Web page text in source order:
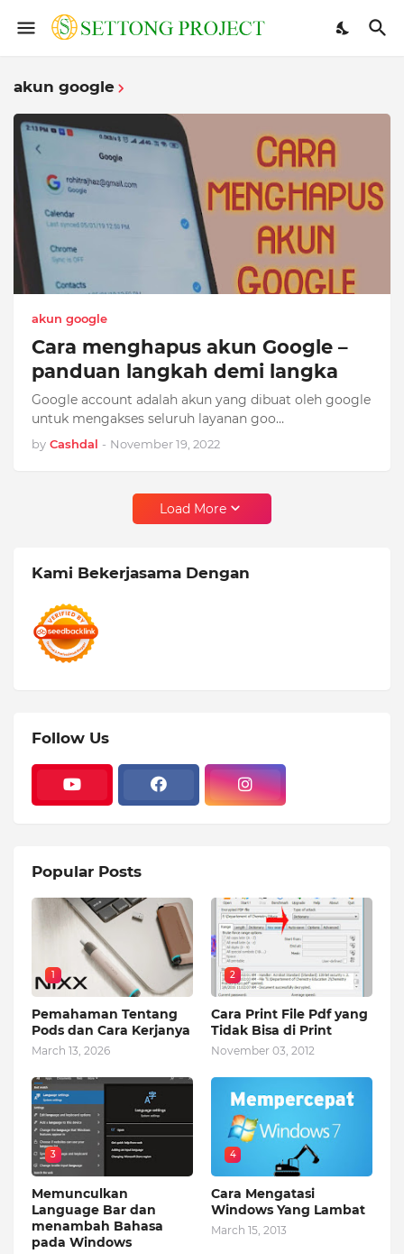
akun google
akun google
Cara menghapus akun Google –
panduan langkah demi langka
Google account adalah akun yang dibuat oleh google
untuk mengakses seluruh layanan goo…
by Cashdal - November 19, 2022
Load More
Kami Bekerjasama Dengan
Follow Us
Popular Posts
1
Pemahaman Tentang
Pods dan Cara Kerjanya
March 13, 2026
2
Cara Print File Pdf yang
Tidak Bisa di Print
November 03, 2012
3
Memunculkan
Language Bar dan
menambah Bahasa
pada Windows
4
Cara Mengatasi
Windows Yang Lambat
March 15, 2013